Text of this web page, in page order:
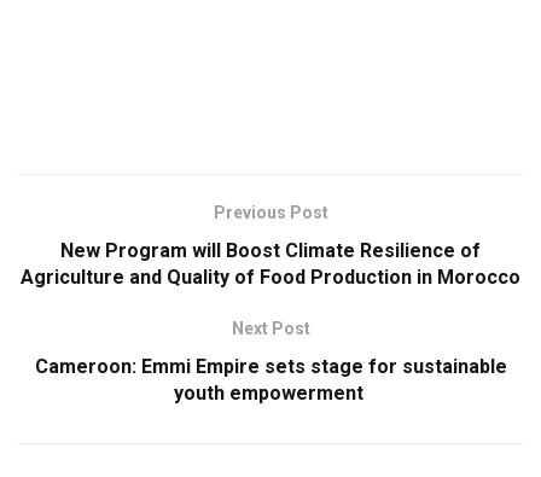
Previous Post
New Program will Boost Climate Resilience of
Agriculture and Quality of Food Production in Morocco
Next Post
Cameroon: Emmi Empire sets stage for sustainable
youth empowerment